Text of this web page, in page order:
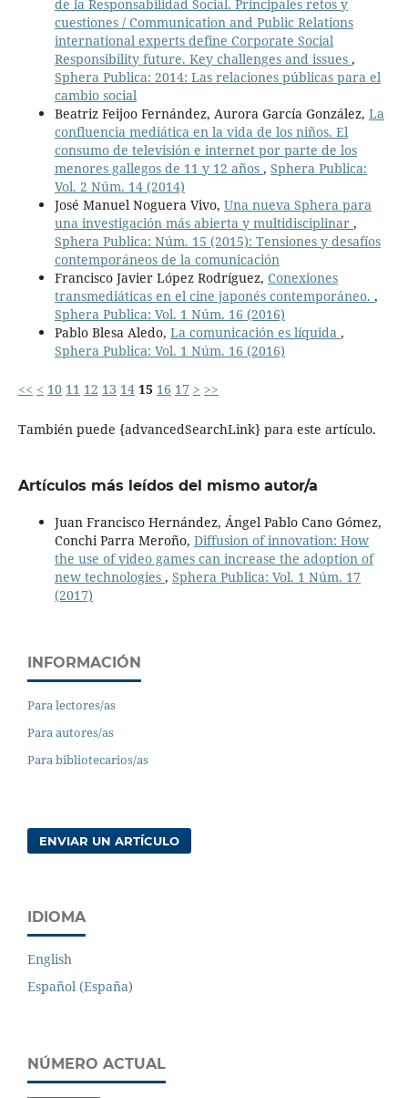
de la Responsabilidad Social. Principales retos y
cuestiones / Communication and Public Relations
international experts define Corporate Social
Responsibility future. Key challenges and issues ,
Sphera Publica: 2014: Las relaciones públicas para el
cambio social
Beatriz Feijoo Fernández, Aurora García González, La
confluencia mediática en la vida de los niños. El
consumo de televisión e internet por parte de los
menores gallegos de 11 y 12 años , Sphera Publica:
Vol. 2 Núm. 14 (2014)
José Manuel Noguera Vivo, Una nueva Sphera para
una investigación más abierta y multidisciplinar ,
Sphera Publica: Núm. 15 (2015): Tensiones y desafíos
contemporáneos de la comunicación
Francisco Javier López Rodríguez, Conexiones
transmediáticas en el cine japonés contemporáneo. ,
Sphera Publica: Vol. 1 Núm. 16 (2016)
Pablo Blesa Aledo, La comunicación es líquida ,
Sphera Publica: Vol. 1 Núm. 16 (2016)
<< < 10 11 12 13 14 15 16 17 > >>
También puede {advancedSearchLink} para este artículo.
Artículos más leídos del mismo autor/a
Juan Francisco Hernández, Ángel Pablo Cano Gómez,
Conchi Parra Meroño, Diffusion of innovation: How
the use of video games can increase the adoption of
new technologies , Sphera Publica: Vol. 1 Núm. 17
(2017)
INFORMACIÓN
Para lectores/as
Para autores/as
Para bibliotecarios/as
ENVIAR UN ARTÍCULO
IDIOMA
English
Español (España)
NÚMERO ACTUAL